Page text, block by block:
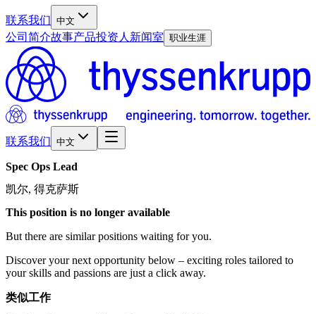
联系我们 中文
公司简介故事产品投资人 新闻室 职业生涯
联系我们 中文
Spec Ops Lead
凯尔, 得克萨斯
This position is no longer available
But there are similar positions waiting for you.
Discover your next opportunity below – exciting roles tailored to
your skills and passions are just a click away.
类似工作